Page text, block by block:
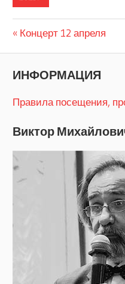
Навигация
по
записям
Предыдущая
Концерт 12 апреля
ИНФОРМАЦИЯ
Правила посещения,
Виктор